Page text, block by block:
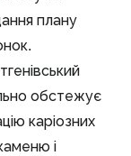
плану
обстежує
каріозних
і